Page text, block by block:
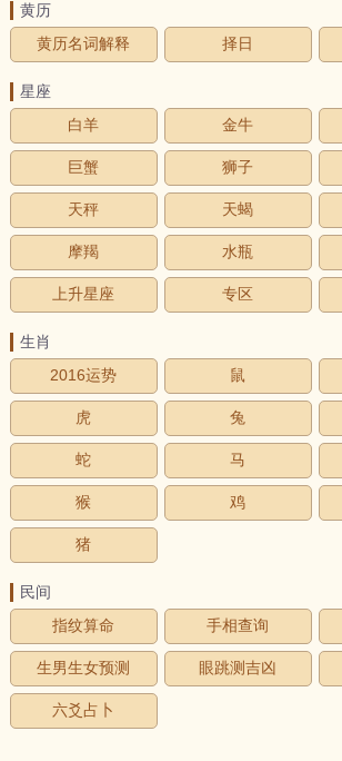
黄历
黄历名词解释
择日
星座
白羊
金牛
巨蟹 狮子
天秤 天蝎
摩羯 水瓶
上升星座 专区
生肖
2016运势
鼠
虎 兔
蛇 马
猴 鸡
猪
民间
指纹算命
手相查询
生男生女预测 眼跳测吉凶
六爻占卜